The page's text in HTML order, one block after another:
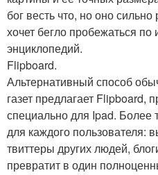
бог весть что, но оно
хочет бегло пробежаться по
энциклопедий.
Flipboard.
Альтернативный способ
газет предлагает Flipboard,
специально для Ipad. Более
для каждого пользователя:
твиттеры других людей,
превратит в один